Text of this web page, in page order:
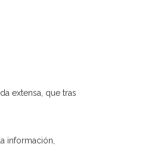
extensa, que tras
información,